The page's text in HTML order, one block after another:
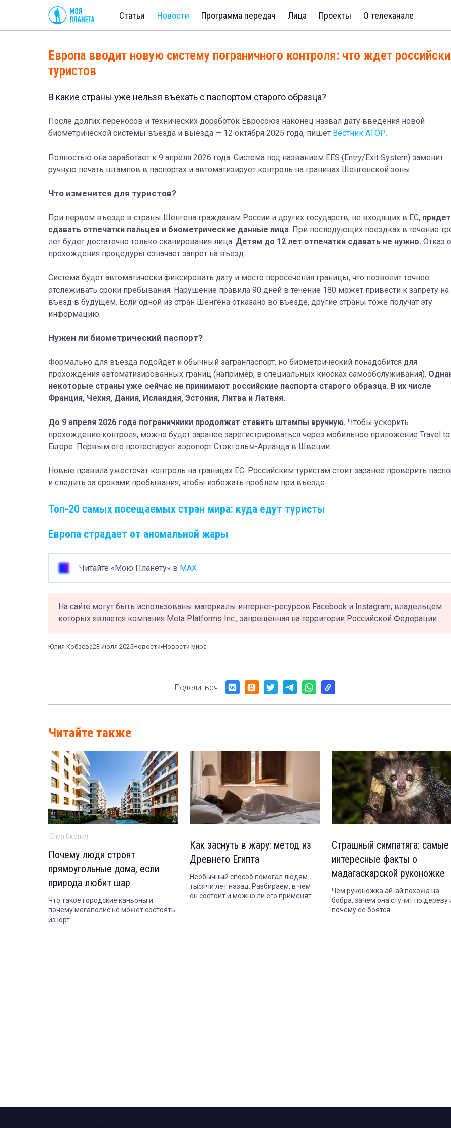
Статьи Новости Программа передач Лица Проекты О телеканале
Европа вводит новую систему пограничного контроля: что ждет
туристов
В какие страны уже нельзя въехать с паспортом старого образца?
После долгих переносов и технических доработок Евросоюз наконец назвал дату введения новой
биометрической системы въезда и выезда — 12 октября 2025 года, пишет Вестник АТОР.
Полностью она заработает к 9 апреля 2026 года. Система под названием EES (Entry/Exit System) заменит
ручную печать штампов в паспортах и автоматизирует контроль на границах Шенгенской зоны.
Что изменится для туристов?
При первом въезде в страны Шенгена гражданам России и других государств, не входящих в ЕС,
сдавать отпечатки пальцев и биометрические данные лица. При последующих поездках в течение
лет будет достаточно только сканирования лица. Детям до 12 лет отпечатки сдавать не нужно. Отказ
прохождения процедуры означает запрет на въезд.
Система будет автоматически фиксировать дату и место пересечения границы, что позволит точнее
отслеживать сроки пребывания. Нарушение правила 90 дней в течение 180 может привести к запрету на
въезд в будущем. Если одной из стран Шенгена отказано во въезде, другие страны тоже получат эту
информацию.
Нужен ли биометрический паспорт?
Формально для въезда подойдет и обычный загранпаспорт, но биометрический понадобится для
прохождения автоматизированных границ (например, в специальных киосках самообслуживания).
некоторые страны уже сейчас не принимают российские паспорта старого образца. В их числе
Франция, Чехия, Дания, Исландия, Эстония, Литва и Латвия.
До 9 апреля 2026 года пограничники продолжат ставить штампы вручную. Чтобы ускорить
прохождение контроля, можно будет заранее зарегистрироваться через мобильное приложение Travel to
Europe. Первым его протестирует аэропорт Стокгольм-Арланда в Швеции.
Новые правила ужесточат контроль на границах ЕС. Российским туристам стоит заранее проверить
и следить за сроками пребывания, чтобы избежать проблем при въезде.
Топ-20 самых посещаемых стран мира: куда едут туристы
Европа страдает от аномальной жары
Читайте «Мою Планету» в MAX
На сайте могут быть использованы материалы интернет-ресурсов Facebook и Instagram, владельцем
которых является компания Meta Platforms Inc., запрещённая на территории Российской Федерации.
Юлия Кобзева23 июля 2025Новости Новости мира
Поделиться
Читайте также
Юлия Скопич
Почему люди строят
прямоугольные дома, если
природа любит шар
Что такое городские каньоны и
почему мегаполис не может состоять
из юрт.
Как заснуть в жару: метод из
Древнего Египта
Необычный способ помогал людям
тысячи лет назад. Разбираем, в чем
он состоит и можно ли его применять
Страшный симпатяга: самые
интересные факты о
мадагаскарской руконожке
Чем руконожка ай-ай похожа на
бобра, зачем она стучит по дереву
почему ее боятся.